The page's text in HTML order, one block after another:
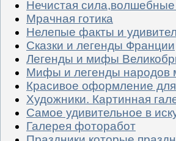
Нечистая
Мрачная готика
Нелепые факты и
Сказки и легенды Франции
Легенды и мифы
Мифы и легенды народов
Красивое оформление для
Художники. Картинная
Самое удивительное в
Галерея фоторабот